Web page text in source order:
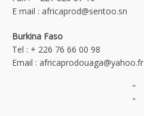
E mail : africaprod@sentoo.sn
Burkina Faso
Tel : + 226 76 66 00 98
Email : africaprodouaga@yahoo.fr
"
"